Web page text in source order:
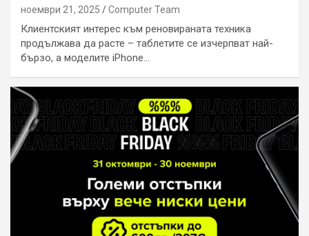
ноември 21, 2025 Computer Team
Клиентският интерес към реновираната техника
продължава да расте – таблетите се изчерпват най-
бързо, а моделите iPhone…